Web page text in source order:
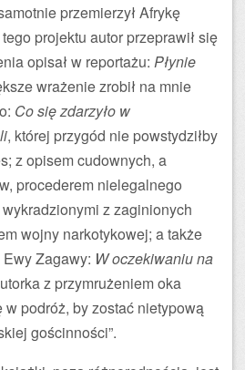
przemierzył Afrykę
projektu autor przeprawił się
opisał w reportażu: Płynie
wrażenie zrobił na mnie
Co się zdarzyło w
, której przygód nie powstydziłby
z opisem cudownych, a
procederem nielegalnego
z zaginionych
wojny narkotykowej; a także
Zagawy: W oczekiwaniu na
z przymrużeniem oka
w podróż, by zostać nietypową
gościnności”.